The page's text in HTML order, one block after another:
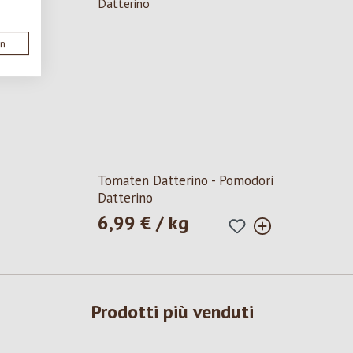
Tomaten Datterino - Pomodori
Datterino
Prezzo normale:
6,99 € / kg
Prodotti più venduti